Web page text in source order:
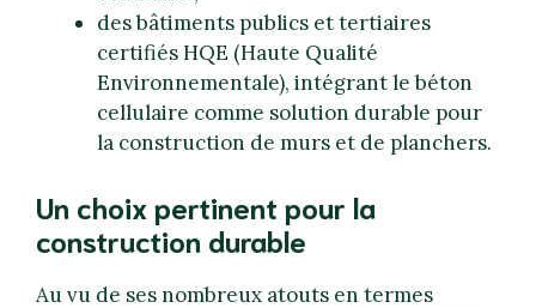
des bâtiments publics et tertiaires
certifiés HQE (Haute Qualité
Environnementale), intégrant le béton
cellulaire comme solution durable pour
la construction de murs et de planchers.
Un choix pertinent pour la
construction durable
Au vu de ses nombreux atouts en termes